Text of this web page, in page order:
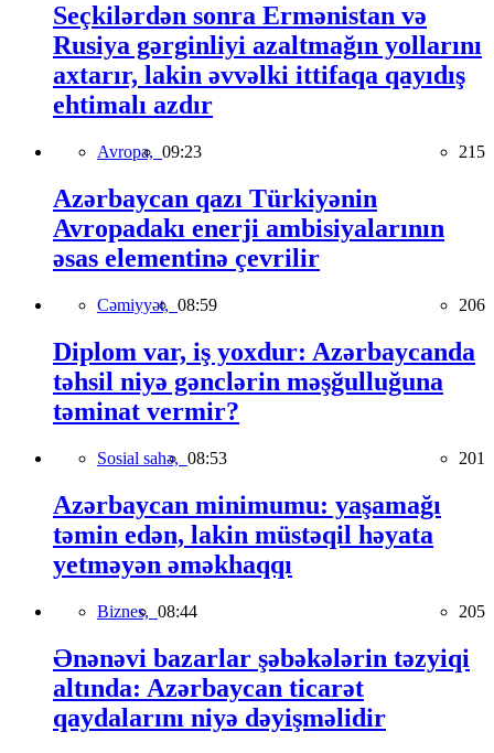
Seçkilərdən sonra Ermənistan və
Rusiya gərginliyi azaltmağın yollarını
axtarır, lakin əvvəlki ittifaqa qayıdış
ehtimalı azdır
Avropa, 09:23 215
Azərbaycan qazı Türkiyənin
Avropadakı enerji ambisiyalarının
əsas elementinə çevrilir
Cəmiyyət, 08:59 206
Diplom var, iş yoxdur: Azərbaycanda
təhsil niyə gənclərin məşğulluğuna
təminat vermir?
Sosial sahə, 08:53 201
Azərbaycan minimumu: yaşamağı
təmin edən, lakin müstəqil həyata
yetməyən əməkhaqqı
Biznes, 08:44 205
Ənənəvi bazarlar şəbəkələrin təzyiqi
altında: Azərbaycan ticarət
qaydalarını niyə dəyişməlidir